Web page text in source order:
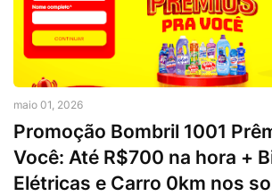
maio 01, 2026
Promoção Bombril 1001
Você: Até R$700 na hora +
Elétricas e Carro 0km nos